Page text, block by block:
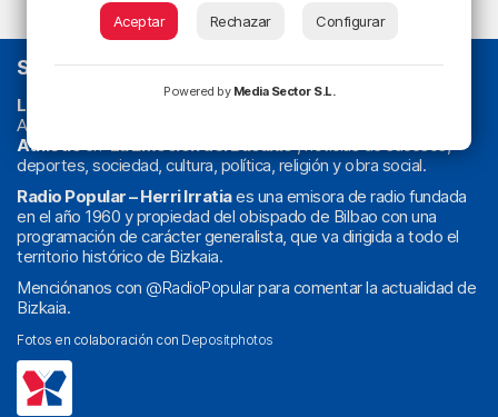
SOBRE NOSOTROS
La radio sin cadenas
. Desde 1960 haciendo radio en Bilbao.
Actualidad y
Athletic
deportes, sociedad, cultura, política, religión y obra social.
Radio Popular – Herri Irratiaes una emisora de radio fundada
en el año 1960 y propiedad del obispado de Bilbao con una
programación de carácter generalista, que va dirigida a todo el
territorio histórico de Bizkaia.
Menciónanos con @RadioPopularpara comentar la actualidad de
Bizkaia.
Fotos en colaboración con Depositphotos
Aceptar Rechazar Configurar
Powered by Media Sector S.L.